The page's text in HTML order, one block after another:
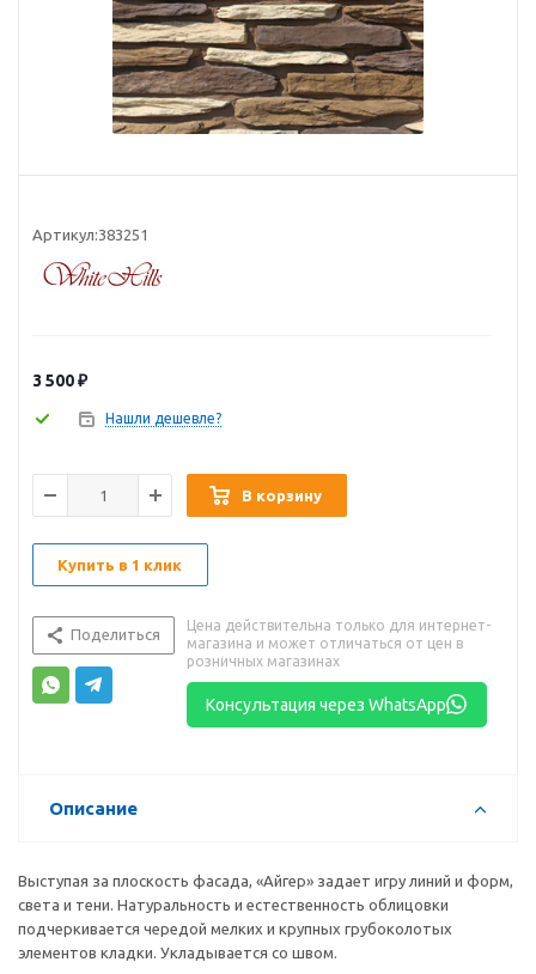
Артикул:383251
3 500₽
Нашли дешевле?
В корзину
Купить в 1 клик
Поделиться
Цена действительна только для интернет-
магазина и может отличаться от цен в
розничных магазинах
Консультация через WhatsApp
Описание
Выступая за плоскость фасада, «Айгер» задает игру линий и форм,
света и тени. Натуральность и естественность облицовки
подчеркивается чередой мелких и крупных грубоколотых
элементов кладки. Укладывается со швом.